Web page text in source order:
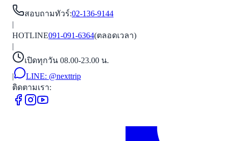
สอบถามทัวร์:02-136-9144
|
HOTLINE091-091-6364(ตลอดเวลา)
|
เปิดทุกวัน 08.00-23.00 น.
|
LINE: @nexttrip
ติดตามเรา: